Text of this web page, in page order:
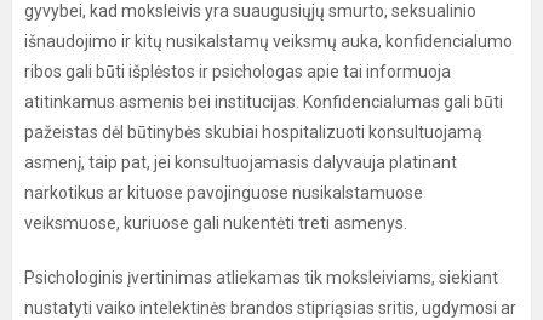
gyvybei, kad moksleivis yra suaugusiųjų smurto, seksualinio
išnaudojimo ir kitų nusikalstamų veiksmų auka, konfidencialumo
ribos gali būti išplėstos ir psichologas apie tai informuoja
atitinkamus asmenis bei institucijas. Konfidencialumas gali būti
pažeistas dėl būtinybės skubiai hospitalizuoti konsultuojamą
asmenį, taip pat, jei konsultuojamasis dalyvauja platinant
narkotikus ar kituose pavojinguose nusikalstamuose
veiksmuose, kuriuose gali nukentėti treti asmenys.
Psichologinis įvertinimas atliekamas tik moksleiviams, siekiant
nustatyti vaiko intelektinės brandos stipriąsias sritis, ugdymosi ar